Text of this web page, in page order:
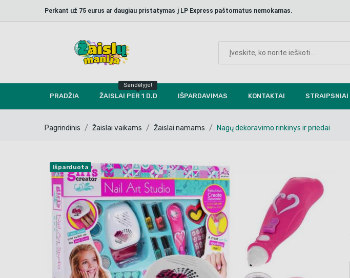
Perkant už 75 eurus ar daugiau pristatymas į LP Express paštomatus nemokamas.
PRADŽIA ŽAISLAI PER 1 D.D
Sandėlyje!
IŠPARDAVIMAS KONTAKTAI STRAIPSNIAI
Pagrindinis Žaislai vaikams Žaislai namams Nagų dekoravimo rinkinys ir priedai
Išparduota